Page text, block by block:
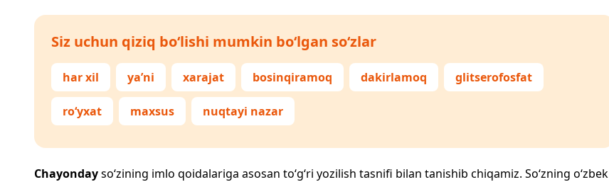
Siz uchun qiziq bo‘lishi mumkin bo‘lgan so‘zlar
har xil ya’ni xarajat bosinqiramoq dakirlamoq glitserofosfat
ro‘yxat maxsus nuqtayi nazar
Chayondayso‘zining imlo qoidalariga asosan to‘g‘ri yozilish tasnifi bilan tanishib chiqamiz. So‘zning o‘zbek